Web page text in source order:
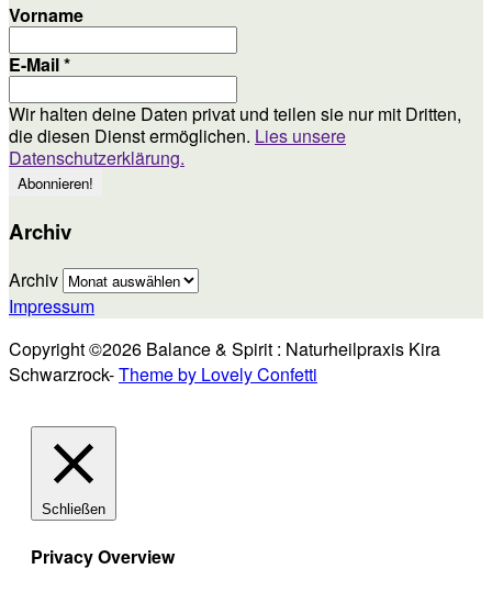
Vorname
E-Mail*
Wir halten deine Daten privat und teilen sie nur mit Dritten,
die diesen Dienst ermöglichen. Lies unsere
Datenschutzerklärung.
Archiv
Archiv
Impressum
Copyright ©2026 Balance & Spirit : Naturheilpraxis Kira
Schwarzrock-Theme by Lovely Confetti
Schließen
Privacy Overview